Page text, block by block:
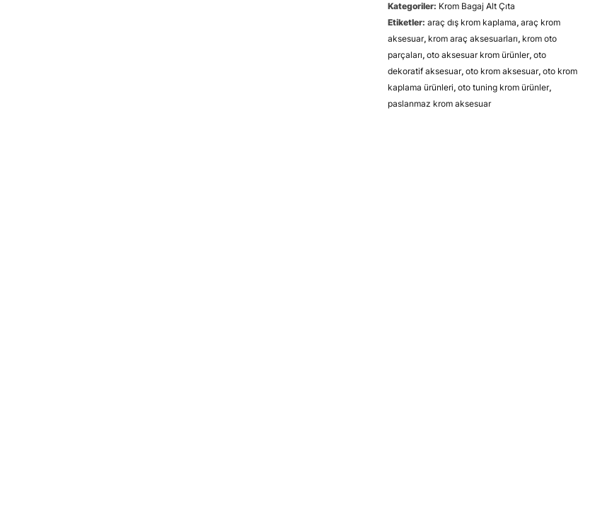
Kategoriler: Krom Bagaj Alt Çıta
Etiketler: araç dış krom kaplama, araç krom
aksesuar, krom araç aksesuarları, krom oto
parçaları, oto aksesuar krom ürünler, oto
dekoratif aksesuar, oto krom aksesuar, oto krom
kaplama ürünleri, oto tuning krom ürünler,
paslanmaz krom aksesuar